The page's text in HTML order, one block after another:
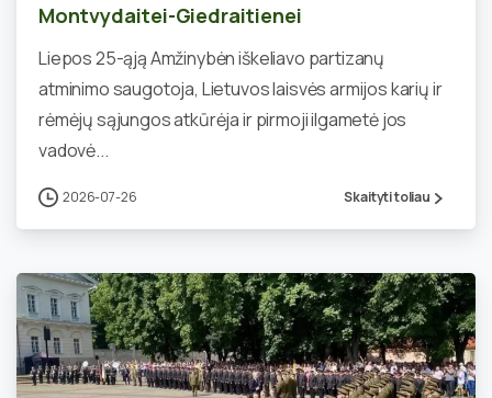
Montvydaitei-Giedraitienei
Liepos 25-ąją Amžinybėn iškeliavo partizanų
atminimo saugotoja, Lietuvos laisvės armijos karių ir
rėmėjų sąjungos atkūrėja ir pirmoji ilgametė jos
vadovė...
2026-07-26 Skaityti toliau